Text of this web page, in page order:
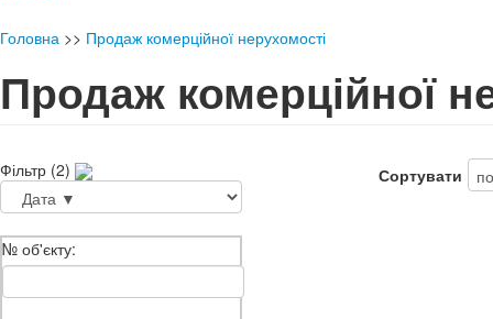
Головна >> Продаж комерційної нерухомості
Продаж комерційної
Фільтр (2)
№ об'єкту:
Сортувати